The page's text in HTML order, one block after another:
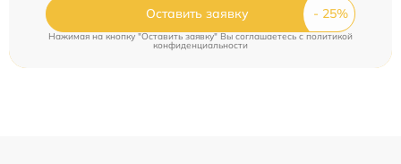
Оставить заявку
Нажимая на кнопку "Оставить заявку" Вы соглашаетесь cполитикой
конфиденциальности